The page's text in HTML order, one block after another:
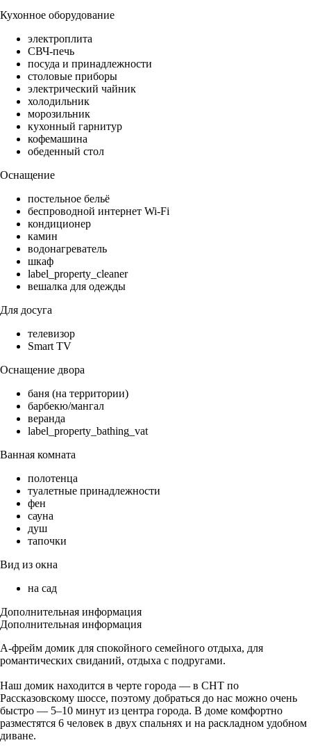
Кухонное оборудование
электроплита
СВЧ-печь
посуда и принадлежности
столовые приборы
электрический чайник
холодильник
морозильник
кухонный гарнитур
кофемашина
обеденный стол
Оснащение
постельное бельё
беспроводной интернет Wi-Fi
кондиционер
камин
водонагреватель
шкаф
label_property_cleaner
вешалка для одежды
Для досуга
телевизор
Smart TV
Оснащение двора
баня (на территории)
барбекю/мангал
веранда
label_property_bathing_vat
Ванная комната
полотенца
туалетные принадлежности
фен
сауна
душ
тапочки
Вид из окна
на сад
Дополнительная информация
Дополнительная информация
А-фрейм домик для спокойного семейного отдыха, для
романтических свиданий, отдыха с подругами.
Наш домик находится в черте города — в СНТ по
Рассказовскому шоссе, поэтому добраться до нас можно очень
быстро — 5–10 минут из центра города. В доме комфортно
разместятся 6 человек в двух спальнях и на раскладном удобном
диване.